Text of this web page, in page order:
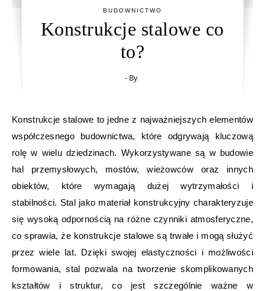
BUDOWNICTWO
Konstrukcje stalowe co
to?
- By
Konstrukcje stalowe to jedne z najważniejszych elementów
współczesnego budownictwa, które odgrywają kluczową
rolę w wielu dziedzinach. Wykorzystywane są w budowie
hal przemysłowych, mostów, wieżowców oraz innych
obiektów, które wymagają dużej wytrzymałości i
stabilności. Stal jako materiał konstrukcyjny charakteryzuje
się wysoką odpornością na różne czynniki atmosferyczne,
co sprawia, że konstrukcje stalowe są trwałe i mogą służyć
przez wiele lat. Dzięki swojej elastyczności i możliwości
formowania, stal pozwala na tworzenie skomplikowanych
kształtów i struktur, co jest szczególnie ważne w